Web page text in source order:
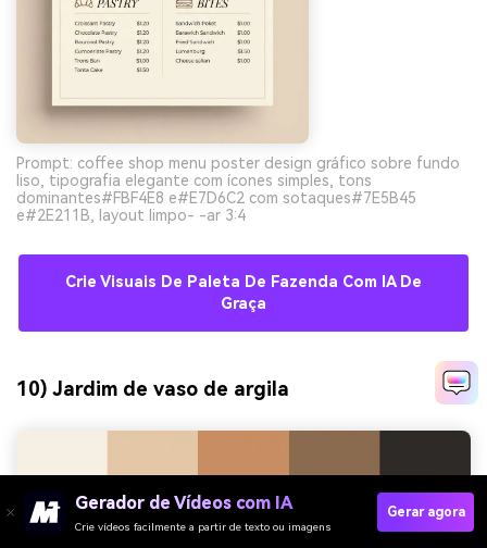
Prompt: coffee shop menu poster design gráfico sobre fundo
liso, tipografia elegante com ícones simples, tons
dominantes#FBF4E8 e#E7D6C2 com sotaques#7E5B45
e#2E211B, layout limpo- -ar 3:4
Crie Visuais De Paleta De Fazenda Com IA De
Graça
10) Jardim de vaso de argila
Gerador de Vídeos com IA
Crie vídeos facilmente a partir de texto ou imagens
Gerar agora